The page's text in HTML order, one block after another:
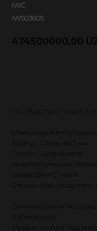
IWC
IW503605
474500000,00
IWC Big Pilot’s Watch
Корпус: Сталь, 46.2 мм
Стекло: Сапфировое
Браслет/ремешок:
Циферблат: Синий
Оригинальная
Узбекистану.